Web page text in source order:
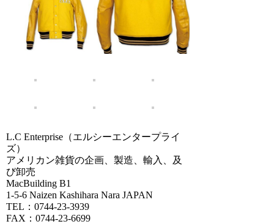
L.C Enterprise（エルシーエンタープライ
ズ）
アメリカン雑貨の企画、製造、輸入、及
び卸売
MacBuilding B1
1-5-6 Naizen Kashihara Nara JAPAN
TEL：0744-23-3939
FAX：0744-23-6699